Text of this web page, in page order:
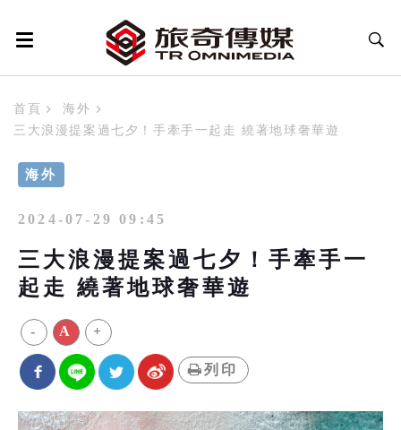
首頁
海外
三大浪漫提案過七夕！手牽手一起走 繞著地球奢華遊
海外
2024-07-29 09:45
三大浪漫提案過七夕！手牽手一
起走 繞著地球奢華遊
- A +
列印